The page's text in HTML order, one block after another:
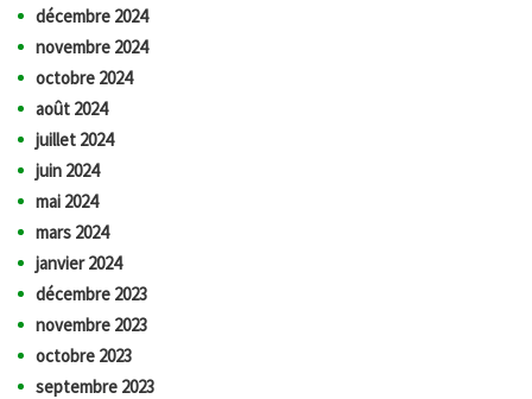
décembre 2024
novembre 2024
octobre 2024
août 2024
juillet 2024
juin 2024
mai 2024
mars 2024
janvier 2024
décembre 2023
novembre 2023
octobre 2023
septembre 2023